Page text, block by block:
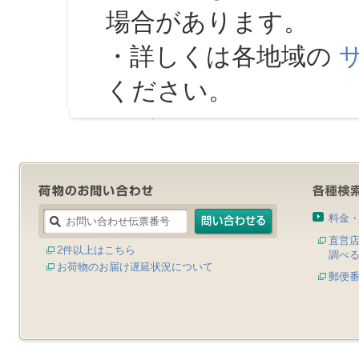
場合があります。
・詳しくは各地域の
ください。
2件以上はこちら
お荷物のお届け遅延状況について
料金
直営
調べる
郵便